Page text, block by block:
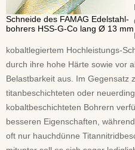
Schneide des FAMAG Edelstahl-
bohrers HSS-G-Co lang Ø 13 mm
kobaltlegiertem Hochleistungs-
durch ihre hohe Härte sowie vor
Belastbarkeit aus. Im Gegensatz
titanbeschichteten oder
kobaltbeschichteten Bohrern
besseren Eigenschaften,
oft nur hauchdünne